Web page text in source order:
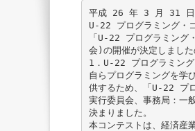
平成 26 年 3 月 31 日
U-22 プログラミング・
「U-22 プログラミング
会)の開催が決定しました
1．U-22 プログラミン
自らプログラミングを学
供するため、「U-22 プ
実行委員会、事務局：一
決まりました。
本コンテストは、経済